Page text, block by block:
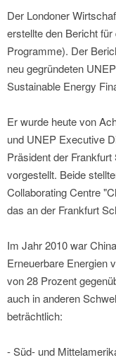
Der Londoner
erstellte den Bericht
Programme). Der
neu gegründeten
Sustainable Energy
Er wurde heute von
und UNEP Executive
Präsident der
vorgestellt. Beide
Collaborating Centre
das an der Frankfurt
Im Jahr 2010 war
Erneuerbare Energien
von 28 Prozent
auch in anderen
beträchtlich:
- Süd- und